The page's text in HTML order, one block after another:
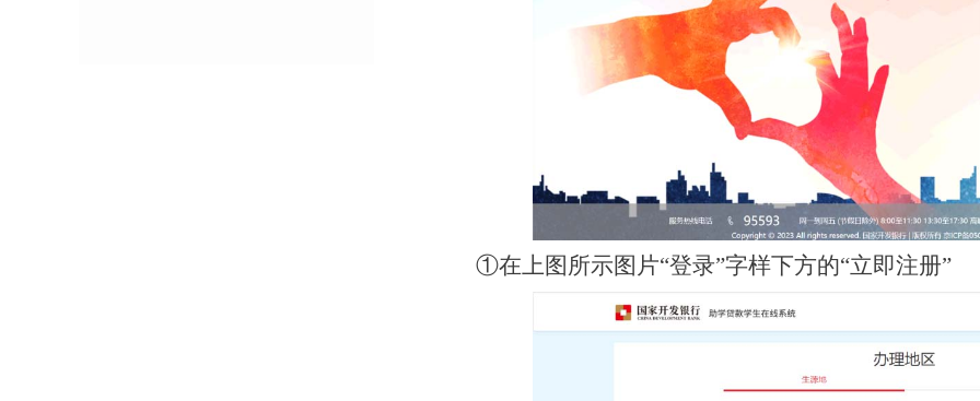
①在上图所示图片“登录”字样下方的“立即注册”